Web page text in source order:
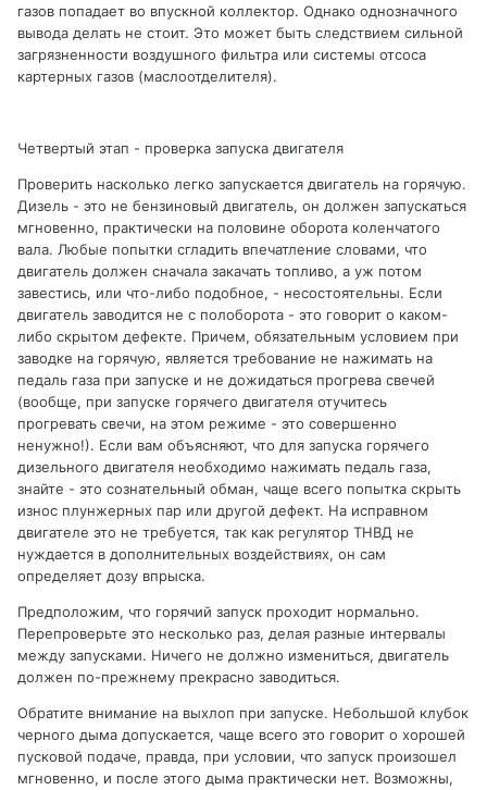
газов попадает во впускной коллектор. Однако однозначного
вывода делать не стоит. Это может быть следствием сильной
загрязненности воздушного фильтра или системы отсоса
картерных газов (маслоотделителя).
Четвертый этап - проверка запуска двигателя
Проверить насколько легко запускается двигатель на горячую.
Дизель - это не бензиновый двигатель, он должен запускаться
мгновенно, практически на половине оборота коленчатого
вала. Любые попытки сгладить впечатление словами, что
двигатель должен сначала закачать топливо, а уж потом
завестись, или что-либо подобное, - несостоятельны. Если
двигатель заводится не с полоборота - это говорит о каком-
либо скрытом дефекте. Причем, обязательным условием при
заводке на горячую, является требование не нажимать на
педаль газа при запуске и не дожидаться прогрева свечей
(вообще, при запуске горячего двигателя отучитесь
прогревать свечи, на этом режиме - это совершенно
ненужно!). Если вам объясняют, что для запуска горячего
дизельного двигателя необходимо нажимать педаль газа,
знайте - это сознательный обман, чаще всего попытка скрыть
износ плунжерных пар или другой дефект. На исправном
двигателе это не требуется, так как регулятор ТНВД не
нуждается в дополнительных воздействиях, он сам
определяет дозу впрыска.
Предположим, что горячий запуск проходит нормально.
Перепроверьте это несколько раз, делая разные интервалы
между запусками. Ничего не должно измениться, двигатель
должен по-прежнему прекрасно заводиться.
Обратите внимание на выхлоп при запуске. Небольшой клубок
черного дыма допускается, чаще всего это говорит о хорошей
пусковой подаче, правда, при условии, что запуск произошел
мгновенно, и после этого дыма практически нет. Возможны,